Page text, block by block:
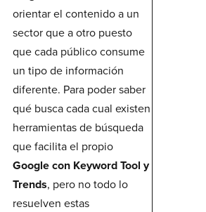
orientar el contenido a un
sector que a otro puesto
que cada público consume
un tipo de información
diferente. Para poder saber
qué busca cada cual existen
herramientas de búsqueda
que facilita el propio
Google con Keyword Tool y
Trends, pero no todo lo
resuelven estas